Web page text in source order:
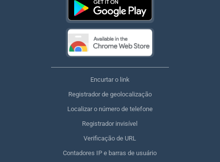
Encurtar o link
Registrador de geolocalização
Localizar o número de telefone
Registrador invisível
Verificação de URL
Contadores IP e barras de usuário